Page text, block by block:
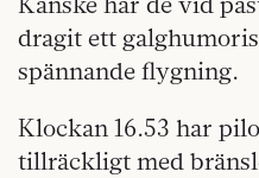
dragit ett
spännande flygning.
Klockan 16.53 har
tillräckligt med